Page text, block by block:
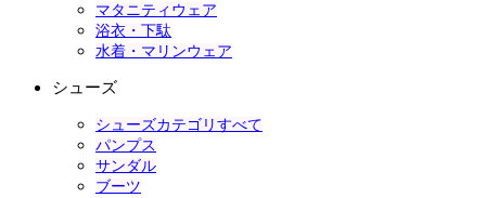
マタニティウェア
浴衣・下駄
水着・マリンウェア
シューズ
シューズカテゴリすべて
パンプス
サンダル
ブーツ